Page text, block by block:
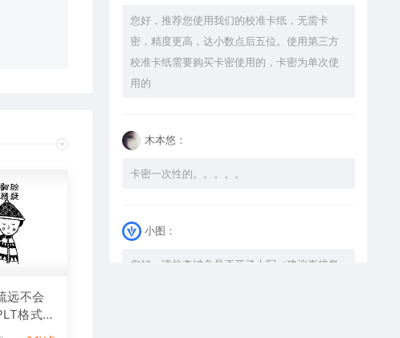
远不会
格式激
量图
您好，推荐您使用我们的校准卡纸，无需卡
密，精度更高，达小数点后五位。使用第三方
校准卡纸需要购买卡密使用的，卡密为单次使
用的
木本悠：
卡密一次性的。。。。。
小图：
您好，请检查键盘是否开了大写（建议直接复